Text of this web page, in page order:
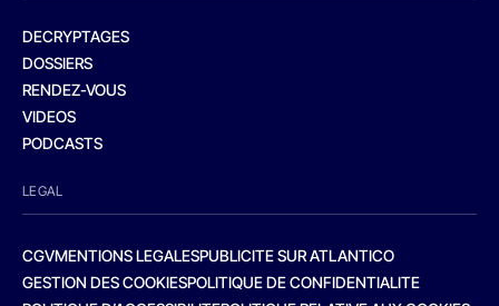
DECRYPTAGES
DOSSIERS
RENDEZ-VOUS
VIDEOS
PODCASTS
LEGAL
CGVMENTIONS LEGALESPUBLICITE SUR ATLANTICO
GESTION DES COOKIESPOLITIQUE DE CONFIDENTIALITE